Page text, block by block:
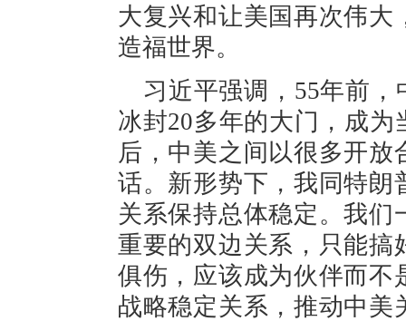
大复兴和让美国再次伟大
造福世界。
习近平强调，55年前，
冰封20多年的大门，成
后，中美之间以很多开
话。新形势下，我同特朗
关系保持总体稳定。我
重要的双边关系，只能搞
俱伤，应该成为伙伴而不
战略稳定关系，推动中美